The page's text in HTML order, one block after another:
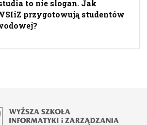
to nie slogan. Jak
przygotowują studentów